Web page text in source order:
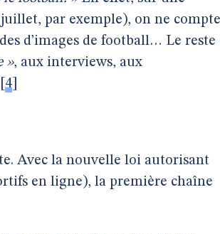
par exemple), on ne compte
d’images de football… Le reste
», aux interviews, aux
4
Avec la nouvelle loi autorisant
en ligne), la première chaîne